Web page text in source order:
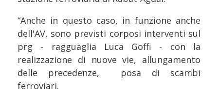
“Anche in questo caso, in funzione anche
dell'AV, sono previsti corposi interventi sul
prg - ragguaglia Luca Goffi - con la
realizzazione di nuove vie, allungamento
delle precedenze, posa di scambi
ferroviari.